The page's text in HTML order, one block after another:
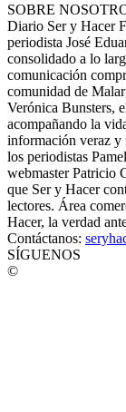
SOBRE
Diario Ser y Hacer
periodista José
consolidado a lo
comunicación
comunidad de
Verónica Bunsters,
acompañando la
información veraz y
los periodistas
webmaster Patricio
que Ser y Hacer
lectores. Área
Hacer, la verdad
Contáctanos:
SÍGUENOS
©